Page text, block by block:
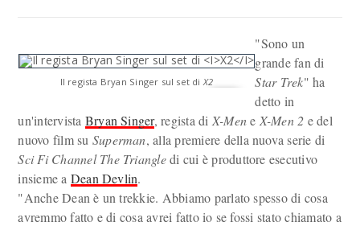
Il regista Bryan Singer sul set diX2
"Sono un
grande fan di
Star Trek" ha
detto in
un'intervista Bryan Singer, regista di X-Mene X-Men 2 e del
nuovo film su Superman, alla premiere della nuova serie di
Sci Fi Channel The Triangledi cui è produttore esecutivo
insieme a Dean Devlin.
"Anche Dean è un trekkie. Abbiamo parlato spesso di cosa
avremmo fatto e di cosa avrei fatto io se fossi stato chiamato a